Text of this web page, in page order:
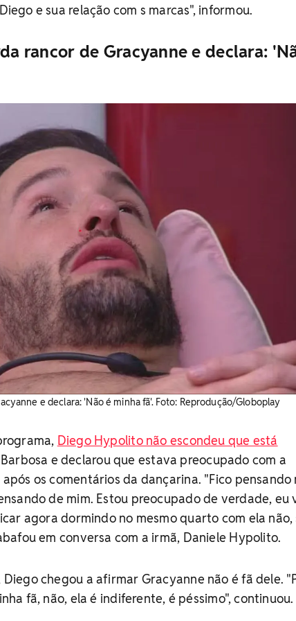
e sua relação com s marcas", informou.
rancor de Gracyanne e declara:
e declara: 'Não é minha fã'. Foto: Reprodução/Globoplay
Diego Hypolito não escondeu que está
e declarou que estava preocupado com a
os comentários da dançarina. "Fico pensando
de mim. Estou preocupado de verdade, eu
agora dormindo no mesmo quarto com ela não,
em conversa com a irmã, Daniele Hypolito.
chegou a afirmar Gracyanne não é fã dele.
fã, não, ela é indiferente, é péssimo", continuou.